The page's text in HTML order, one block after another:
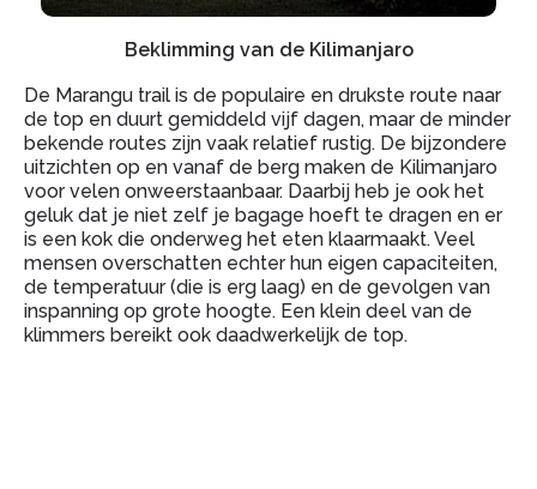
Beklimming van de Kilimanjaro
De Marangu trail is de populaire en drukste route naar
de top en duurt gemiddeld vijf dagen, maar de minder
bekende routes zijn vaak relatief rustig. De bijzondere
uitzichten op en vanaf de berg maken de Kilimanjaro
voor velen onweerstaanbaar. Daarbij heb je ook het
geluk dat je niet zelf je bagage hoeft te dragen en er
is een kok die onderweg het eten klaarmaakt. Veel
mensen overschatten echter hun eigen capaciteiten,
de temperatuur (die is erg laag) en de gevolgen van
inspanning op grote hoogte. Een klein deel van de
klimmers bereikt ook daadwerkelijk de top.